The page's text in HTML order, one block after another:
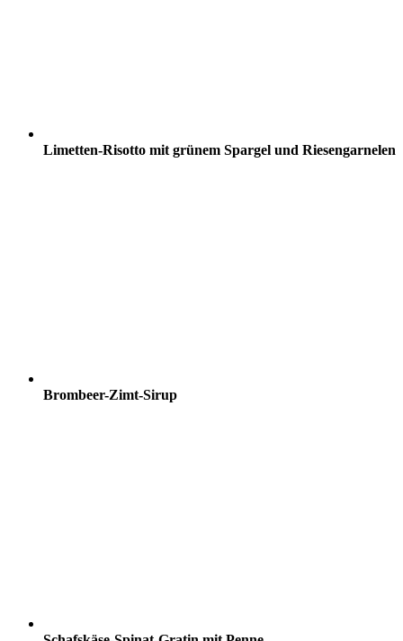
Limetten-Risotto mit grünem Spargel und Riesengarnelen
Brombeer-Zimt-Sirup